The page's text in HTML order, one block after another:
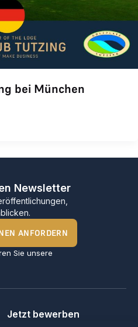
bei München
Newsletter
ANFORDERN
Sie unsere
Jetzt bewerben